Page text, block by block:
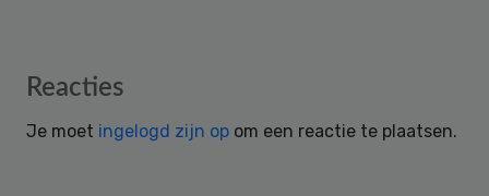
Reader
Reacties
Je moet ingelogd zijn op om een reactie te plaatsen.